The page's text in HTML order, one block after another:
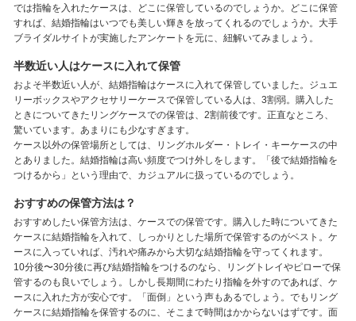
では指輪を入れたケースは、どこに保管しているのでしょうか。どこに保管
すれば、結婚指輪はいつでも美しい輝きを放ってくれるのでしょうか。大手
ブライダルサイトが実施したアンケートを元に、紐解いてみましょう。
半数近い人はケースに入れて保管
およそ半数近い人が、結婚指輪はケースに入れて保管していました。ジュエ
リーボックスやアクセサリーケースで保管している人は、3割弱。購入した
ときについてきたリングケースでの保管は、2割前後です。正直なところ、
驚いています。あまりにも少なすぎます。
ケース以外の保管場所としては、リングホルダー・トレイ・キーケースの中
とありました。結婚指輪は高い頻度でつけ外しをします。「後で結婚指輪を
つけるから」という理由で、カジュアルに扱っているのでしょう。
おすすめの保管方法は？
おすすめしたい保管方法は、ケースでの保管です。購入した時についてきた
ケースに結婚指輪を入れて、しっかりとした場所で保管するのがベスト。ケ
ースに入っていれば、汚れや痛みから大切な結婚指輪を守ってくれます。
10分後〜30分後に再び結婚指輪をつけるのなら、リングトレイやピローで保
管するのも良いでしょう。しかし長期間にわたり指輪を外すのであれば、ケ
ースに入れた方が安心です。「面倒」という声もあるでしょう。でもリング
ケースに結婚指輪を保管するのに、そこまで時間はかからないはずです。面